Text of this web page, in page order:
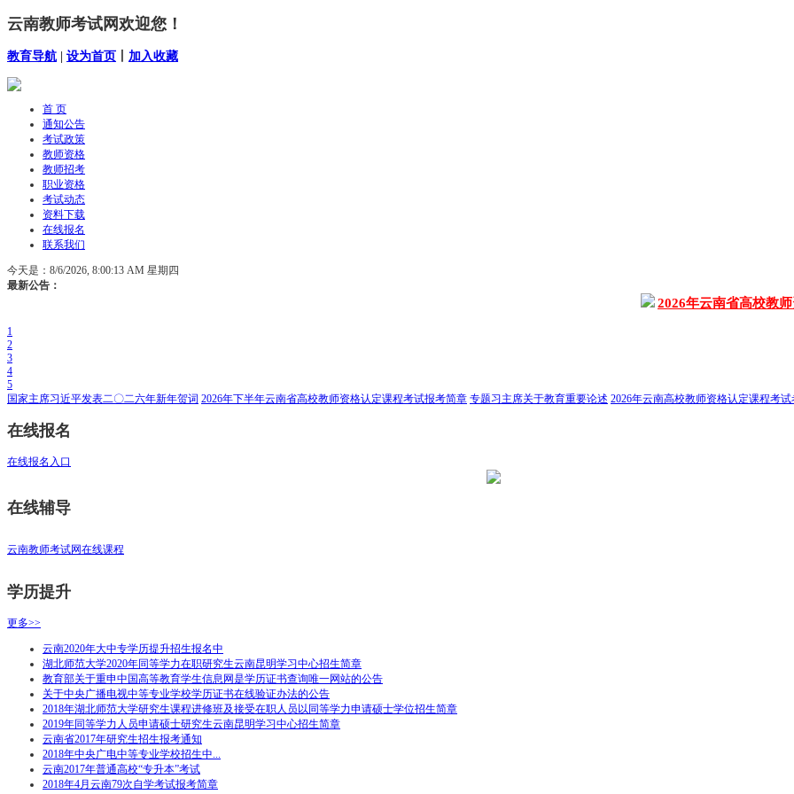
云南教师考试网欢迎您！
教育导航 | 设为首页 加入收藏
首 页
通知公告
考试政策
教师资格
教师招考
职业资格
考试动态
资料下载
在线报名
联系我们
今天是： 8/6/2026, 8:00:15 AM 星期四
最新公告：
2026年云南省高校教师资格、
1
2
3
4
5
国家主席习近平发表二〇二六年新年贺词 2026年下半年云南省高校教师资格认定课程考试报考简章 专题习主席关于教育重要论述 2026年云南高校教师资格认定课程考试
在线报名
在线报名入口
在线辅导
云南教师考试网在线课程
学历提升
更多>>
云南2020年大中专学历提升招生报名中
湖北师范大学2020年同等学力在职研究生云南昆明学习中心招生简章
教育部关于重申中国高等教育学生信息网是学历证书查询唯一网站的公告
关于中央广播电视中等专业学校学历证书在线验证办法的公告
2018年湖北师范大学研究生课程进修班及接受在职人员以同等学力申请硕士学位招生简章
2019年同等学力人员申请硕士研究生云南昆明学习中心招生简章
云南省2017年研究生招生报考通知
2018年中央广电中等专业学校招生中...
云南2017年普通高校“专升本”考试
2018年4月云南79次自学考试报考简章